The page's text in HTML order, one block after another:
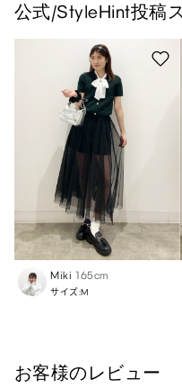
公式/StyleHint投稿
Miki 165cm
サイズ:M
お客様のレビュー